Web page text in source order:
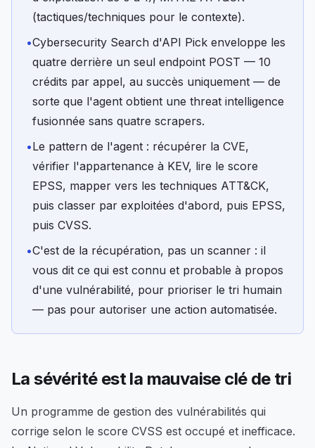
(tactiques/techniques pour le contexte).
•Cybersecurity Search d'API Pick enveloppe les
quatre derrière un seul endpoint POST — 10
crédits par appel, au succès uniquement — de
sorte que l'agent obtient une threat intelligence
fusionnée sans quatre scrapers.
•Le pattern de l'agent : récupérer la CVE,
vérifier l'appartenance à KEV, lire le score
EPSS, mapper vers les techniques ATT&CK,
puis classer par exploitées d'abord, puis EPSS,
puis CVSS.
•C'est de la récupération, pas un scanner : il
vous dit ce qui est connu et probable à propos
d'une vulnérabilité, pour prioriser le tri humain
— pas pour autoriser une action automatisée.
La sévérité est la mauvaise clé de tri
Un programme de gestion des vulnérabilités qui
corrige selon le score CVSS est occupé et inefficace.